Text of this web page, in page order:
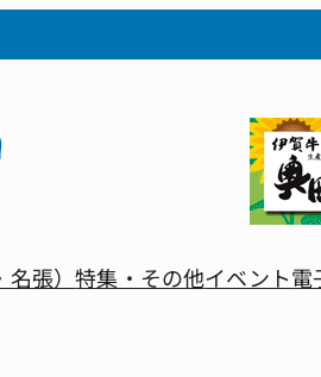
名張）特集・その他イベント電